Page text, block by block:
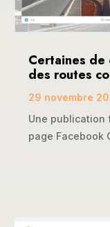
Certaines de
des routes
29 novembre
Une publication
page Facebook